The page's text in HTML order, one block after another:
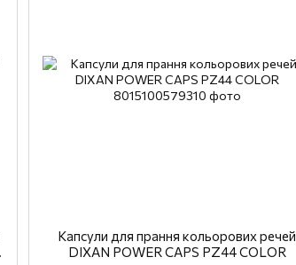
Капсули для прання кольорових речей
DIXAN POWER CAPS PZ44 COLOR